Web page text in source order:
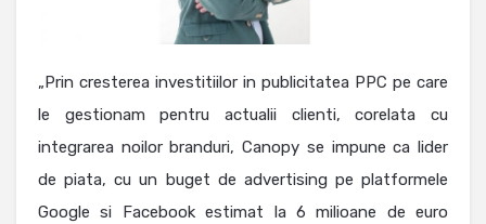
„Prin cresterea investitiilor in publicitatea PPC pe care
le gestionam pentru actualii clienti, corelata cu
integrarea noilor branduri, Canopy se impune ca lider
de piata, cu un buget de advertising pe platformele
Google si Facebook estimat la 6 milioane de euro